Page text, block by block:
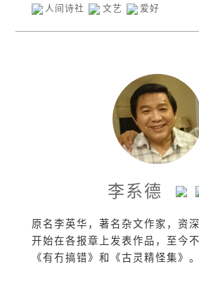
人间诗社 文艺 爱好
李系德
原名李英华，著名杂文作家，资
开始在各报章上发表作品，至今
《有冇搞错》和《古灵精怪集》。